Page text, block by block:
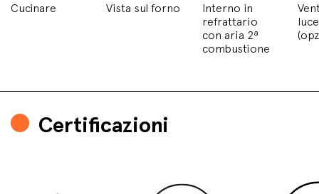
Cucinare Vista sul forno
Interno in
refrattario
con aria 2ª
combustione
luce
Certificazioni